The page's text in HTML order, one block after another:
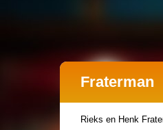
Fraterman
Rieks en Henk